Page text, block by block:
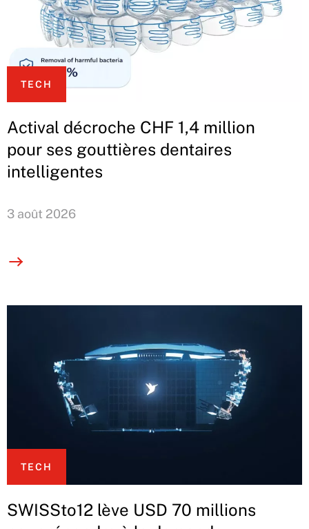
TECH
Actival décroche CHF 1,4 million
pour ses gouttières dentaires
intelligentes
3 août 2026
TECH
SWISSto12 lève USD 70 millions